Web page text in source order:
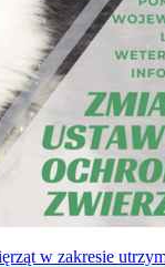
w zakresie